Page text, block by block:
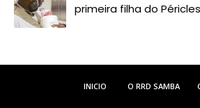
primeira filha do Péricles
INICIO O RRD SAMBA